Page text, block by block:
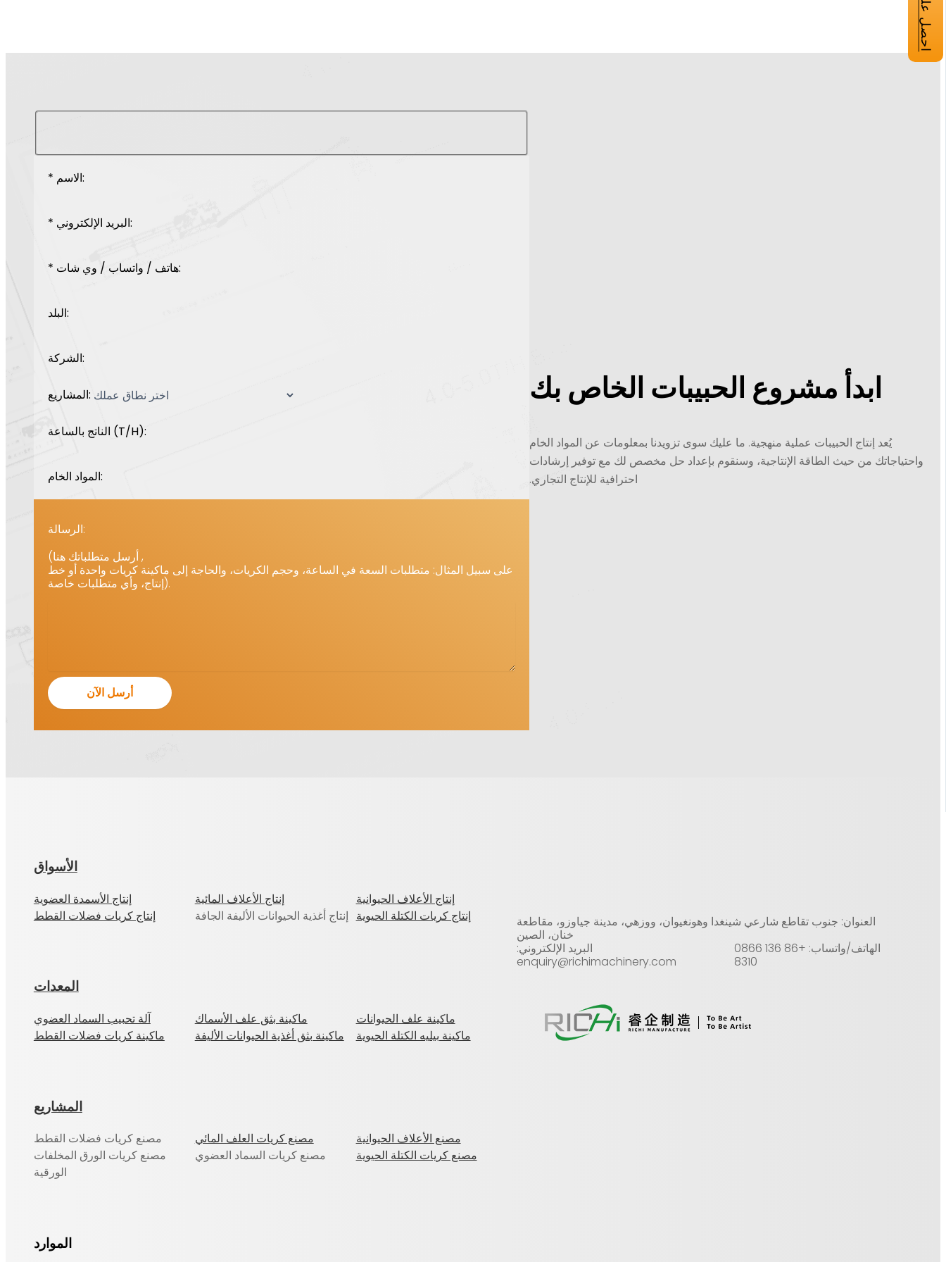
ابدأ مشروع الحبيبات الخاص بك
يُعد إنتاج الحبيبات عملية منهجية. ما عليك سوى تزويدنا بمعلومات عن المواد الخام
واحتياجاتك من حيث الطاقة الإنتاجية، وسنقوم بإعداد حل مخصص لك مع توفير إرشادات
احترافية للإنتاج التجاري.
* الاسم:
* البريد الإلكتروني:
* هاتف / واتساب / وي شات:
البلد:
الشركة:
المشاريع:
الناتج بالساعة (T/H):
المواد الخام:
الرسالة:
(أرسل متطلباتك هنا ,
على سبيل المثال: متطلبات السعة في الساعة، وحجم الكريات، والحاجة إلى ماكينة كريات واحدة أو خط
إنتاج، وأي متطلبات خاصة).
العنوان: جنوب تقاطع شارعي شينغدا وهونغيوان، ووزهي، مدينة جياوزو، مقاطعة
خنان، الصين
الهاتف/واتساب: +86 136 0866
8310
البريد الإلكتروني:
enquiry@richimachinery.com
الأسواق
إنتاج الأعلاف الحيوانية
إنتاج كريات الكتلة الحيوية
إنتاج الأعلاف المائية
إنتاج أغذية الحيوانات الأليفة الجافة
إنتاج الأسمدة العضوية
إنتاج كريات فضلات القطط
المعدات
ماكينة علف الحيوانات
ماكينة بيليه الكتلة الحيوية
ماكينة بثق علف الأسماك
ماكينة بثق أغذية الحيوانات الأليفة
آلة تحبيب السماد العضوي
ماكينة كريات فضلات القطط
المشاريع
مصنع الأعلاف الحيوانية
مصنع كريات الكتلة الحيوية
مصنع كريات العلف المائي
مصنع كريات السماد العضوي
مصنع كريات فضلات القطط
مصنع كريات الورق المخلفات
الورقية
الموارد